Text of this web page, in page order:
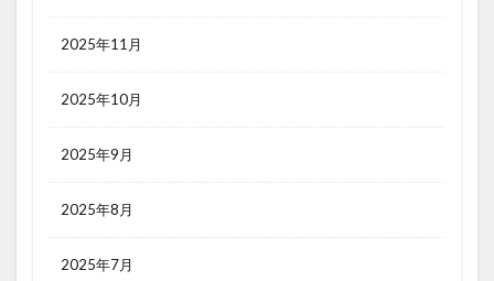
2025年11月
2025年10月
2025年9月
2025年8月
2025年7月